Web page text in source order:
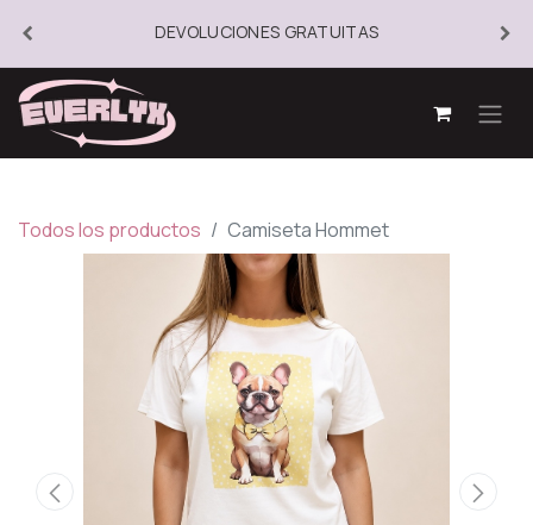
DEVOLUCIONES GRATUITAS
Todos los productos Camiseta Hommet